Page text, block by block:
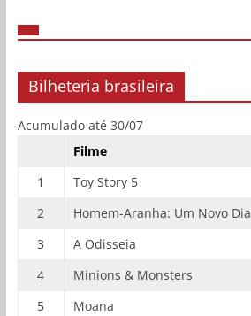
Bilheteria brasileira
Acumulado até 30/07
Filme
1
Toy Story 5
2
Homem-Aranha: Um Novo Dia
3
A Odisseia
4
Minions & Monsters
5
Moana